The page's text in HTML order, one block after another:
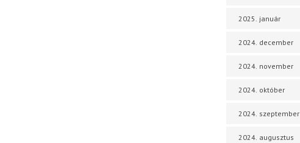
2025. január
2024. december
2024. november
2024. október
2024. szeptember
2024. augusztus